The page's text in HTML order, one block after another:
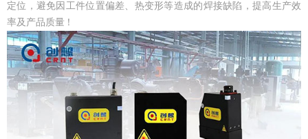
定位，避免因工件位置偏差、热变形等造成的焊接缺陷，提高生产效
率及产品质量！